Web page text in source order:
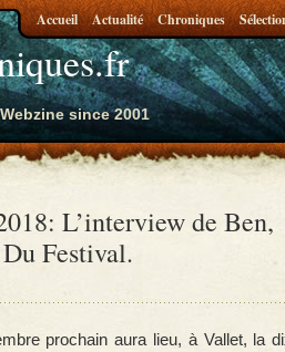
since 2001
Accueil Actualité Chroniques
L’interview de Ben,
Festival.
prochain aura lieu, à Vallet, la